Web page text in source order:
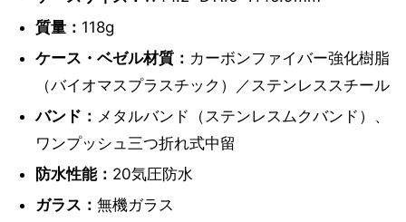
質量： 118g
ケース・ベゼル材質： カーボンファイバー強化樹脂
（バイオマスプラスチック）／ステンレススチール
バンド： メタルバンド（ステンレスムクバンド）、
ワンプッシュ三つ折れ式中留
防水性能： 20気圧防水
ガラス： 無機ガラス